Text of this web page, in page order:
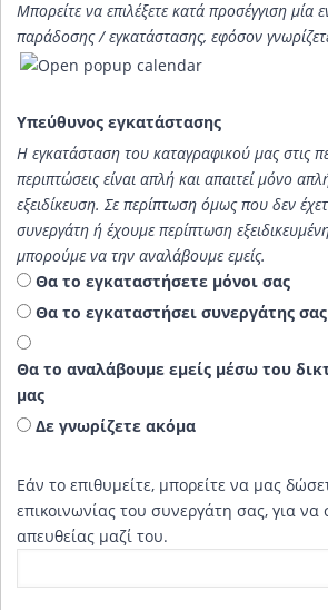
Μπορείτε να επιλέξετε κατά προσέγγιση μία
παράδοσης / εγκατάστασης, εφόσον
Υπεύθυνος εγκατάστασης
Η εγκατάσταση του καταγραφικού μας στις
περιπτώσεις είναι απλή και απαιτεί μόνο
εξειδίκευση. Σε περίπτωση όμως που δεν
συνεργάτη ή έχουμε περίπτωση
μπορούμε να την αναλάβουμε εμείς.
Θα το εγκαταστήσετε μόνοι σας
Θα το εγκαταστήσει συνεργάτης σας
Θα το αναλάβουμε εμείς μέσω του
μας
Δε γνωρίζετε ακόμα
Πιθανός συνεργάτης
Εάν το επιθυμείτε, μπορείτε να μας
επικοινωνίας του συνεργάτη σας, για
απευθείας μαζί του.